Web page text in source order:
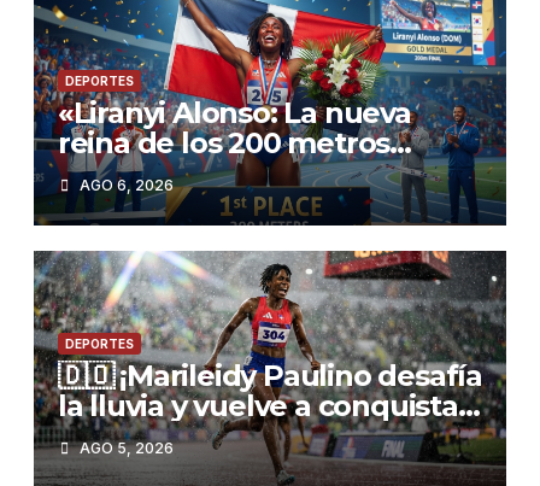
DEPORTES
«Liranyi Alonso: La nueva
reina de los 200 metros
planos y el orgullo de
República Dominicana»
AGO 6, 2026
DEPORTES
🇩🇴 ¡Marileidy Paulino desafía
la lluvia y vuelve a conquistar
el oro!
AGO 5, 2026